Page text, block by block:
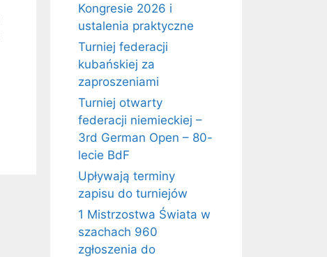
Kongresie 2026 i
ustalenia praktyczne
Turniej federacji
kubańskiej za
zaproszeniami
Turniej otwarty
federacji niemieckiej –
3rd German Open – 80-
lecie BdF
Upływają terminy
zapisu do turniejów
1 Mistrzostwa Świata w
szachach 960
zgłoszenia do